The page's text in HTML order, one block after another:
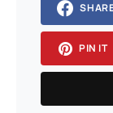
PIN IT